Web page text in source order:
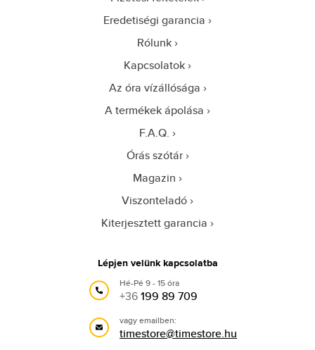
Eredetiségi garancia
Rólunk
Kapcsolatok
Az óra vízállósága
A termékek ápolása
F.A.Q.
Órás szótár
Magazin
Viszonteladó
Kiterjesztett garancia
Lépjen velünk kapcsolatba
Hé-Pé 9 - 15 óra
+36199 89 709
vagy emailben:
timestore@timestore.hu